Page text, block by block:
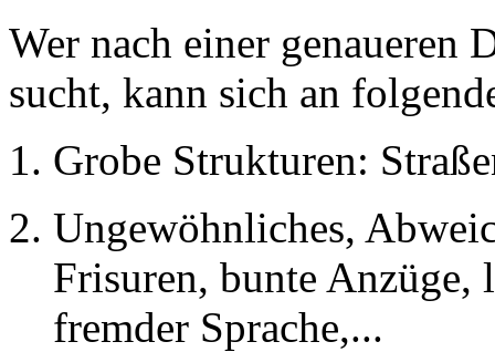
Wer nach einer
sucht, kann sich an
Grobe Strukturen:
Ungewöhnliches,
Frisuren, bunte Anzüge,
fremder Sprache,...